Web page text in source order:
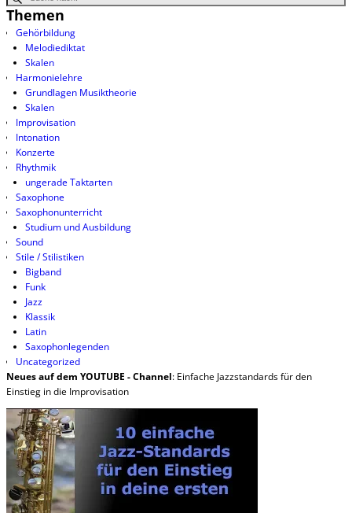
Themen
Gehörbildung
Melodiediktat
Skalen
Harmonielehre
Grundlagen Musiktheorie
Skalen
Improvisation
Intonation
Konzerte
Rhythmik
ungerade Taktarten
Saxophone
Saxophonunterricht
Studium und Ausbildung
Sound
Stile / Stilistiken
Bigband
Funk
Jazz
Klassik
Latin
Saxophonlegenden
Uncategorized
Neues auf dem YOUTUBE - Channel: Einfache Jazzstandards für den
Einstieg in die Improvisation